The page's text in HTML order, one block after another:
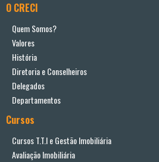
O CRECI
Quem Somos?
Valores
História
Diretoria e Conselheiros
Delegados
Departamentos
Cursos
Cursos T.T.I e Gestão Imobiliária
Avaliação Imobiliária